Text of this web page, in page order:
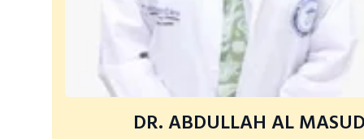
DR. ABDULLAH AL MASUD